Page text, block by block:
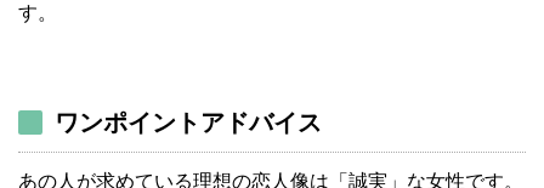
す。
ワンポイントアドバイス
あの人が求めている理想の恋人像は「誠実」な女性です。